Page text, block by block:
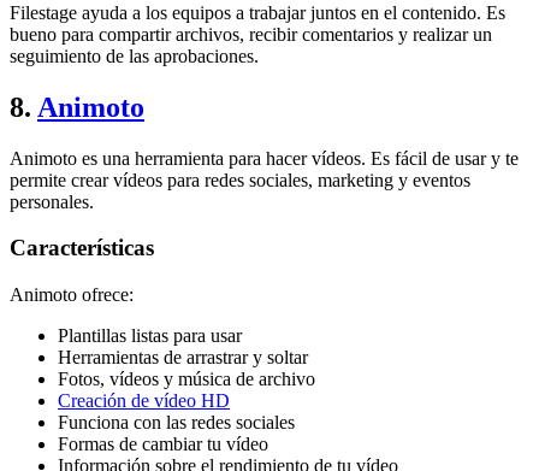
Filestage ayuda a los equipos a trabajar juntos en el contenido. Es
bueno para compartir archivos, recibir comentarios y realizar un
seguimiento de las aprobaciones.
8. Animoto
Animoto es una herramienta para hacer vídeos. Es fácil de usar y te
permite crear vídeos para redes sociales, marketing y eventos
personales.
Características
Animoto ofrece:
Plantillas listas para usar
Herramientas de arrastrar y soltar
Fotos, vídeos y música de archivo
Creación de vídeo HD
Funciona con las redes sociales
Formas de cambiar tu vídeo
Información sobre el rendimiento de tu vídeo